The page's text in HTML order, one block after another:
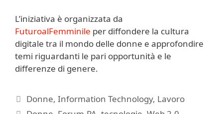
L’iniziativa è organizzata da
FuturoalFemminile per diffondere la cultura
digitale tra il mondo delle donne e approfondire
temi riguardanti le pari opportunità e le
differenze di genere.
Categorie
Donne,Information Technology, Lavoro